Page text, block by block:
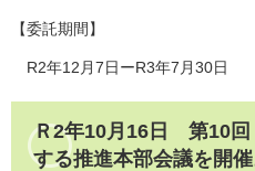
【委託期間】
R2年12月7日ーR3年7月30日
Ｒ2年10月16日 第10
する推進本部会議を開催